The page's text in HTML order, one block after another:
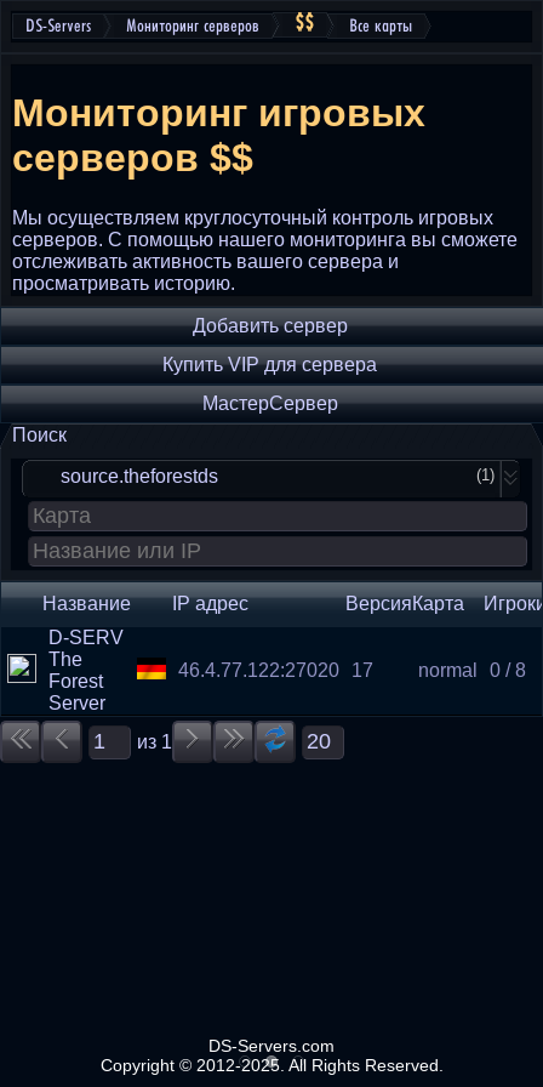
DS-Servers Мониторинг серверов $$ Все карты
Мониторинг игровых
серверов $$
Мы осуществляем круглосуточный контроль игровых
серверов. С помощью нашего мониторинга вы сможете
отслеживать активность вашего сервера и
просматривать историю.
Добавить сервер
Купить VIP для сервера
МастерСервер
Поиск
source.theforestds
(1)
Название IP адрес ВерсияКарта
D-SERV
The
Forest
Server
46.4.77.122:27020 17 normal 0 / 8
из 1
DS-Servers.com
Copyright © 2012-2025. All Rights Reserved.